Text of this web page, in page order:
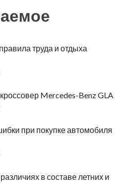
труда и отдыха
Mercedes-Benz GLA
при покупке автомобиля
в составе летних и